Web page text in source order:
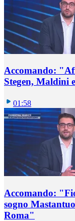
Accomando:
Stegen, Maldini
01:58
Accomando:
sogno
Roma"